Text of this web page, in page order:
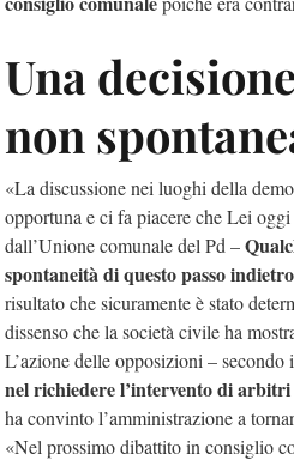
Una
non
«La discussione nei luoghi della
opportuna e ci fa piacere che Lei
dall’Unione comunale del Pd –
spontaneità di questo passo indietro
risultato che sicuramente è stato
dissenso che la società civile ha
L’azione delle opposizioni – secondo
nel richiedere l’intervento di
ha convinto l’amministrazione a
«Nel prossimo dibattito in consiglio